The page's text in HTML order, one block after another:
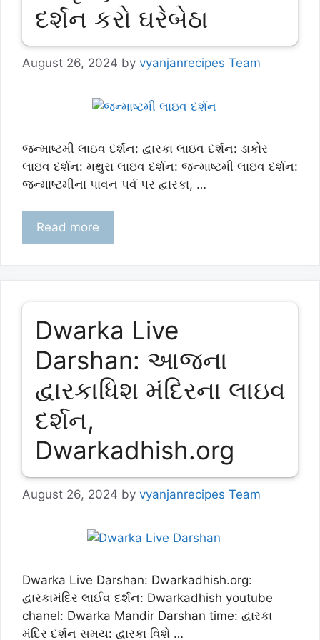
દર્શન કરો ઘરેબેઠા
August 26, 2024 by vyanjanrecipes Team
જન્માષ્ટમી લાઇવ દર્શન: દ્વારકા લાઇવ દર્શન: ડાકોર
લાઇવ દર્શન: મથુરા લાઇવ દર્શન: જન્માષ્ટમી લાઇવ દર્શન:
જન્માષ્ટમીના પાવન પર્વ પર દ્વારકા, …
Read more
Dwarka Live
Darshan: આજના
દ્વારકાધિશ મંદિરના લાઇવ
દર્શન,
Dwarkadhish.org
August 26, 2024 by vyanjanrecipes Team
Dwarka Live Darshan: Dwarkadhish.org:
દ્વારકામંદિર લાઈવ દર્શન: Dwarkadhish youtube
chanel: Dwarka Mandir Darshan time: દ્વારકા
મંદિર દર્શન સમય: દ્વારકા વિશે …